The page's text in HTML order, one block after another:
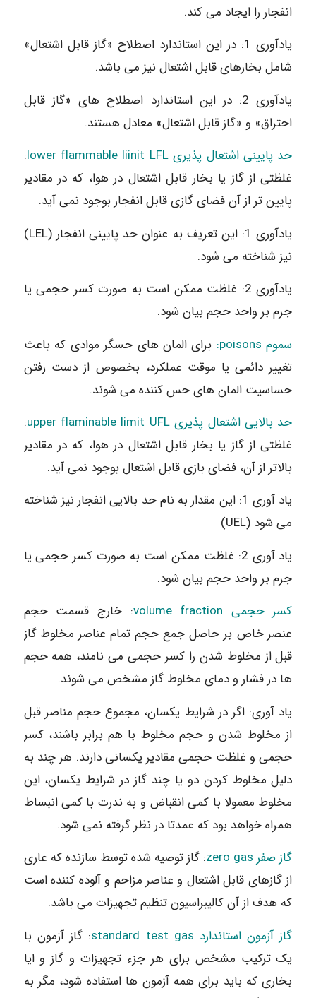
انفجار را ایجاد می کند.
یادآوری 1: در این استاندارد اصطلاح «گاز قابل اشتعال»
شامل بخارهای قابل اشتعال نیز می باشد.
یادآوری 2: در این استاندارد اصطلاح های «گاز قابل
احتراق» و «گاز قابل اشتعال» معادل هستند.
حد پایینی اشتعال پذیری lower flammable liinit LFL
:
غلظتی از گاز یا بخار قابل اشتعال در هوا، که در مقادیر
پایین تر از آن فضای گازی قابل انفجار بوجود نمی آید.
یادآوری 1: این تعریف به عنوان حد پایینی انفجار (LEL)
نیز شناخته می شود.
یادآوری 2: غلظت ممکن است به صورت کسر حجمی یا
جرم بر واحد حجم بیان شود.
سموم poisons:
برای المان های حسگر موادی که باعث
تغییر دائمی یا موقت عملکرد، بخصوص از دست رفتن
حساسیت المان های حس کننده می شوند.
حد بالایی اشتعال پذیری upper flaminable limit UFL
:
غلظتی از گاز یا بخار قابل اشتعال در هوا، که در مقادیر
بالاتر از آن، فضای بازی قابل اشتعال بوجود نمی آید.
یاد آوری 1: این مقدار به نام حد بالایی انفجار نیز شناخته
می شود (UEL)
یاد آوری 2: غلظت ممکن است به صورت کسر حجمی یا
جرم بر واحد حجم بیان شود.
کسر حجمی volume fraction
: خارج قسمت حجم
عنصر خاص بر حاصل جمع حجم تمام عناصر مخلوط گاز
قبل از مخلوط شدن را کسر حجمی می نامند، همه حجم
ها در فشار و دمای مخلوط گاز مشخص می شوند.
یاد آوری: اگر در شرایط یکسان، مجموع حجم مناصر قبل
از مخلوط شدن و حجم مخلوط با هم برابر باشند، کسر
حجمی و غلظت حجمی مقادیر یکسانی دارند. هر چند به
دلیل مخلوط کردن دو یا چند گاز در شرایط یکسان، این
مخلوط معمولا با کمی انقباض و به ندرت با کمی انبساط
همراه خواهد بود که عمدتا در نظر گرفته نمی شود.
گاز صفر zero gas
: گاز توصیه شده توسط سازنده که عاری
از گازهای قابل اشتعال و عناصر مزاحم و آلوده کننده است
که هدف از آن کالیبراسیون تنظیم تجهیزات می باشد.
گاز آزمون استاندارد standard test gas
: گاز آزمون با
یک ترکیب مشخص برای هر جزء تجهیزات و گاز و ایا
بخاری که باید برای همه آزمون ها استفاده شود، مگر به